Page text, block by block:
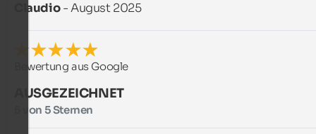
Claudio- August 2025
Bewertung aus Google
AUSGEZEICHNET
5 von 5 Sternen